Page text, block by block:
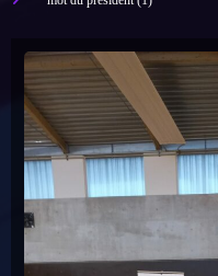
mot du president(1)